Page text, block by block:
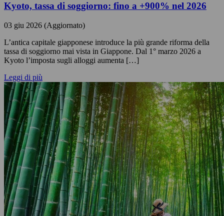
Kyoto, tassa di soggiorno: fino a +900% nel 2026
03 giu 2026 (Aggiornato)
L’antica capitale giapponese introduce la più grande riforma della
tassa di soggiorno mai vista in Giappone. Dal 1° marzo 2026 a
Kyoto l’imposta sugli alloggi aumenta […]
Leggi di più